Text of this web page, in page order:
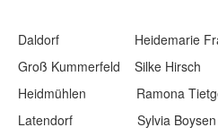
Daldorf Heidemarie
Groß Kummerfeld Silke
Heidmühlen Ramona
Latendorf Sylvia